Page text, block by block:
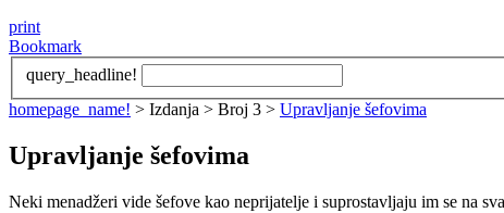
print
Bookmark
query_headline!
homepage_name! > Izdanja > Broj 3 > Upravljanje šefovima
Upravljanje šefovima
Neki menadžeri vide šefove kao neprijatelje i suprostavljaju im se na